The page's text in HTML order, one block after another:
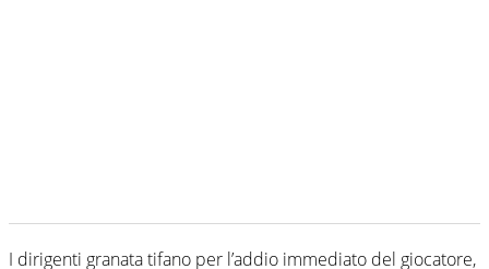
I dirigenti granata tifano per l’addio immediato del giocatore,